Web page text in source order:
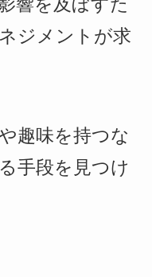
響を及ぼすた
ジメントが求
趣味を持つな
手段を見つけ